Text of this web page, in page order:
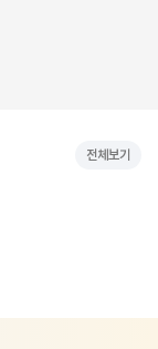
전체보기